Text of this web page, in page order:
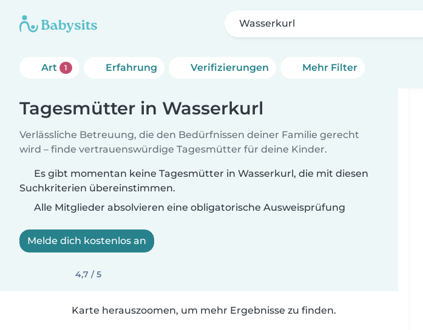
Wasserkurl
Art 1 Erfahrung Verifizierungen Mehr Filter
Tagesmütter in Wasserkurl
Verlässliche Betreuung, die den Bedürfnissen deiner Familie gerecht
wird – finde vertrauenswürdige Tagesmütter für deine Kinder.
Es gibt momentan keine Tagesmütter in Wasserkurl, die mit diesen
Suchkriterien übereinstimmen.
Alle Mitglieder absolvieren eine obligatorische Ausweisprüfung
Melde dich kostenlos an
4,7 / 5
Karte herauszoomen, um mehr Ergebnisse zu finden.